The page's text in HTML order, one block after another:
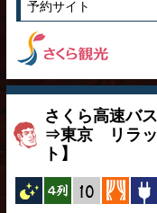
予約サイト
さくら高速バ
⇒東京 リラッ
ト】
夜行バス
横4列 縦10列 カー